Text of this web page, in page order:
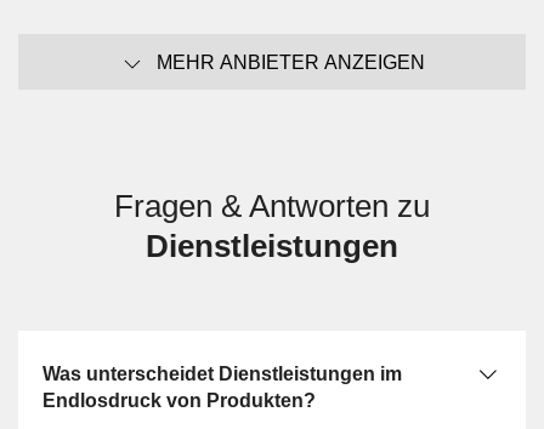
MEHR ANBIETER ANZEIGEN
Fragen & Antworten zu
Dienstleistungen
Was unterscheidet Dienstleistungen im
Endlosdruck von Produkten?